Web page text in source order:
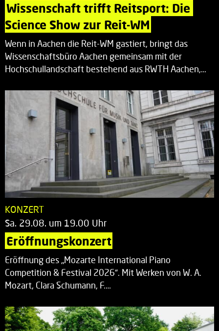
Wissenschaft trifft Reitsport: Die
Science Show zur Reit-WM
Wenn in Aachen die Reit-WM gastiert, bringt das
Wissenschaftsbüro Aachen gemeinsam mit der
Hochschullandschaft bestehend aus RWTH Aachen,…
KONZERT
Sa. 29.08. um 19.00 Uhr
Eröffnungskonzert
Eröffnung des „Mozarte International Piano
Competition & Festival 2026“. Mit Werken von W. A.
Mozart, Clara Schumann, F.…